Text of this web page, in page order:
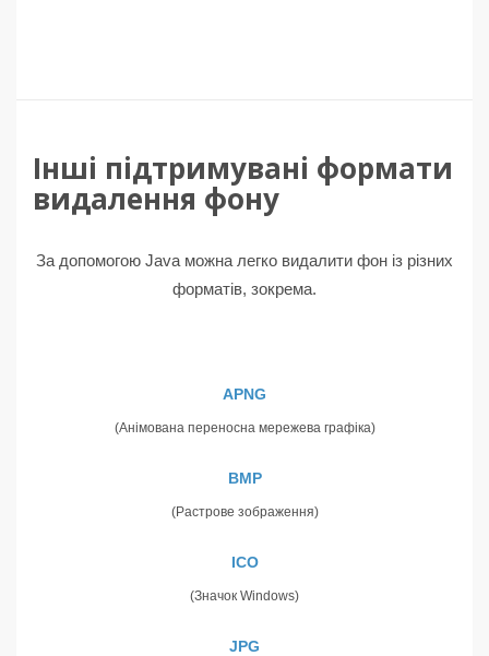
Інші підтримувані формати
видалення фону
За допомогою Java можна легко видалити фон із різних
форматів, зокрема.
APNG
(Анімована переносна мережева графіка)
BMP
(Растрове зображення)
ICO
(Значок Windows)
JPG